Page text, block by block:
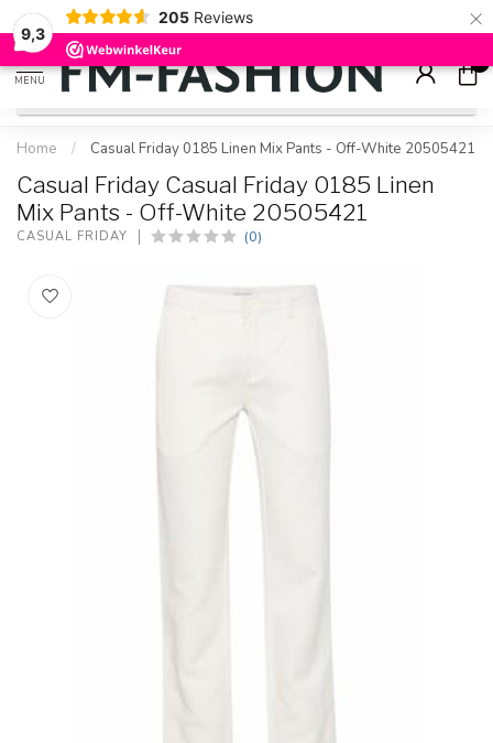
9,3
205 Reviews ×
Check onzesale artikelenvoor flinke kortingen
MENU
0
Home / Casual Friday 0185 Linen Mix Pants - Off-White 20505421
Casual Friday Casual Friday 0185 Linen
Mix Pants - Off-White 20505421
CASUAL FRIDAY (0)